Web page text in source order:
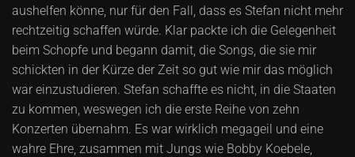
aushelfen könne, nur für den Fall, dass es Stefan nicht mehr
rechtzeitig schaffen würde. Klar packte ich die Gelegenheit
beim Schopfe und begann damit, die Songs, die sie mir
schickten in der Kürze der Zeit so gut wie mir das möglich
war einzustudieren. Stefan schaffte es nicht, in die Staaten
zu kommen, weswegen ich die erste Reihe von zehn
Konzerten übernahm. Es war wirklich megageil und eine
wahre Ehre, zusammen mit Jungs wie Bobby Koebele,